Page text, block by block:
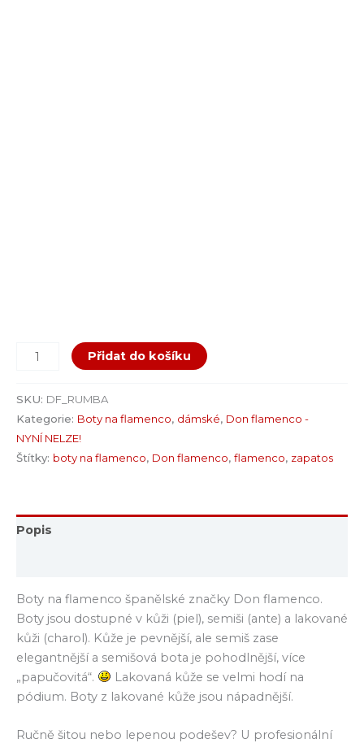
Přidat do košíku
SKU: DF_RUMBA
Kategorie: Boty na flamenco, dámské, Don flamenco -
NYNÍ NELZE!
Štítky: boty na flamenco, Don flamenco, flamenco, zapatos
Popis
Boty na flamenco španělské značky Don flamenco.
Boty jsou dostupné v kůži (piel), semiši (ante) a lakované
kůži (charol). Kůže je pevnější, ale semiš zase
elegantnější a semišová bota je pohodlnější, více
„papučovitá“.
Lakovaná kůže se velmi hodí na
pódium. Boty z lakované kůže jsou nápadnější.
Ručně šitou nebo lepenou podešev? U profesionální